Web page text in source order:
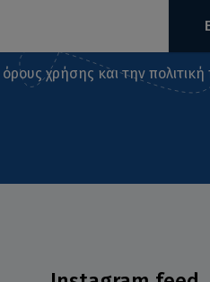
όρους χρήσης και την